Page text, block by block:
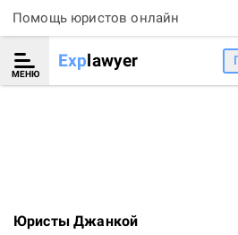
Помощь юристов онлайн
МЕНЮ
Explawyer
Юристы Джанкой